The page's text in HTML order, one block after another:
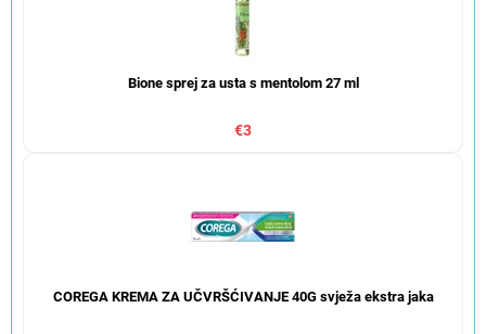
Bione sprej za usta s mentolom 27 ml
€3
COREGA KREMA ZA UČVRŠĆIVANJE 40G svježa ekstra jaka